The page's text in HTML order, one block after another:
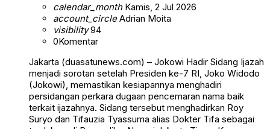
calendar_monthKamis, 2 Jul 2026
account_circleAdrian Moita
visibility94
0Komentar
Jakarta (duasatunews.com) – Jokowi Hadir Sidang Ijazah
menjadi sorotan setelah Presiden ke-7 RI, Joko Widodo
(Jokowi), memastikan kesiapannya menghadiri
persidangan perkara dugaan pencemaran nama baik
terkait ijazahnya. Sidang tersebut menghadirkan Roy
Suryo dan Tifauzia Tyassuma alias Dokter Tifa sebagai